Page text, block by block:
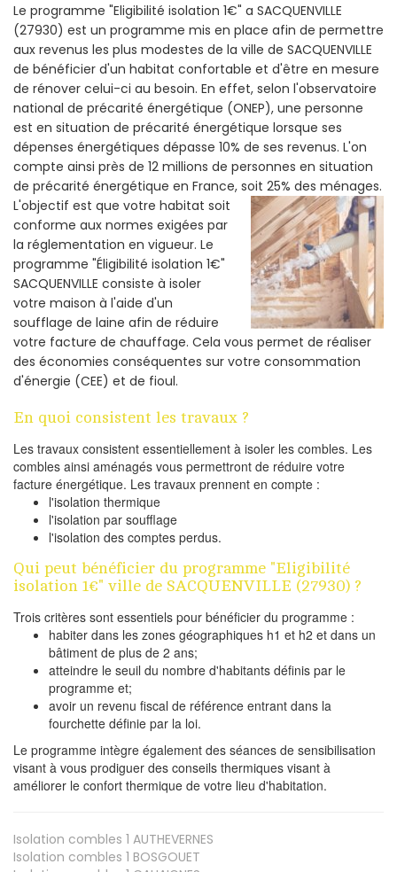
Le programme "Eligibilité isolation 1€" a SACQUENVILLE
(27930) est un programme mis en place afin de permettre
aux revenus les plus modestes de la ville de SACQUENVILLE
de bénéficier d'un habitat confortable et d'être en mesure
de rénover celui-ci au besoin. En effet, selon l'observatoire
national de précarité énergétique (ONEP), une personne
est en situation de précarité énergétique lorsque ses
dépenses énergétiques dépasse 10% de ses revenus. L'on
compte ainsi près de 12 millions de personnes en situation
de précarité énergétique en France, soit 25% des ménages.
L'objectif est que votre habitat soit
conforme aux normes exigées par
la réglementation en vigueur. Le
programme "Éligibilité isolation 1€"
SACQUENVILLE consiste à isoler
votre maison à l'aide d'un
soufflage de laine afin de réduire
votre facture de chauffage. Cela vous permet de réaliser
des économies conséquentes sur votre consommation
d'énergie (CEE) et de fioul.
En quoi consistent les travaux ?
Les travaux consistent essentiellement à isoler les combles. Les
combles ainsi aménagés vous permettront de réduire votre
facture énergétique. Les travaux prennent en compte :
l'isolation thermique
l'isolation par soufflage
l'isolation des comptes perdus.
Qui peut bénéficier du programme "Eligibilité
isolation 1€" ville de SACQUENVILLE (27930) ?
Trois critères sont essentiels pour bénéficier du programme :
habiter dans les zones géographiques h1 et h2 et dans un
bâtiment de plus de 2 ans;
atteindre le seuil du nombre d'habitants définis par le
programme et;
avoir un revenu fiscal de référence entrant dans la
fourchette définie par la loi.
Le programme intègre également des séances de sensibilisation
visant à vous prodiguer des conseils thermiques visant à
améliorer le confort thermique de votre lieu d'habitation.
Isolation combles 1 AUTHEVERNES
Isolation combles 1 BOSGOUET